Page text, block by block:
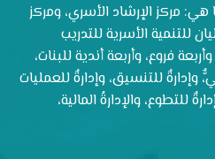
من (13) قطاعًا هي: مركز الإرشاد الأسري، ومركز
للتنمية الأسرية للتدريب
فروع، وأربعة أندية للبنات،
وإدارةٌ للتنسيق، وإدارةٌ للعمليات
للتطوع، والإدارةُ المالية،